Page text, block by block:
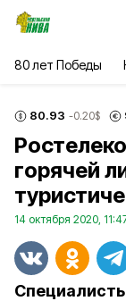
80 лет Победы
80.93 -0.20$
горячей
14 октября 2020,